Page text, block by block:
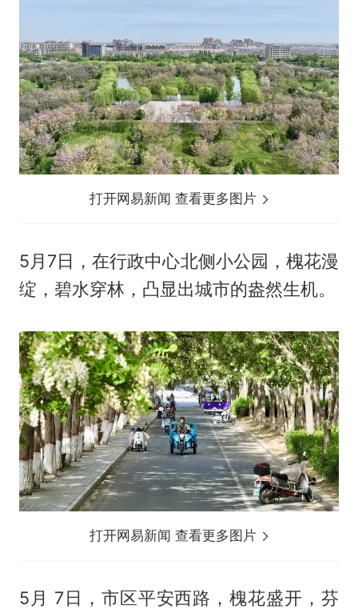
打开网易新闻 查看更多图片
5月7日，在行政中心北侧小公园，槐花漫
绽，碧水穿林，凸显出城市的盎然生机。
打开网易新闻 查看更多图片
5月 7日，市区平安西路，槐花盛开，芬